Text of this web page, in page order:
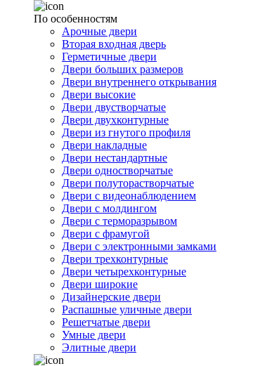
По особенностям
Арочные двери
Вторая входная дверь
Герметичные двери
Двери больших размеров
Двери внутреннего открывания
Двери высокие
Двери двустворчатые
Двери двухконтурные
Двери из гнутого профиля
Двери накладные
Двери нестандартные
Двери одностворчатые
Двери полуторастворчатые
Двери с видеонаблюдением
Двери с молдингом
Двери с терморазрывом
Двери с фрамугой
Двери с электронными замками
Двери трехконтурные
Двери четырехконтурные
Двери широкие
Дизайнерские двери
Распашные уличные двери
Решетчатые двери
Умные двери
Элитные двери